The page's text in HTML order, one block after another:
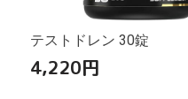
テストドレン 30錠
4,220円